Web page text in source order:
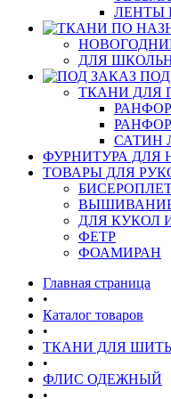
ЛЕНТЫ
ДЛЯ
ПОД
ТКАНИ ДЛЯ
САТИН
ФУРНИТУРА ДЛЯ
ТОВАРЫ ДЛЯ
ДЛЯ КУКОЛ
ФЕТР
ФОАМИРАН
Главная страница
•
Каталог товаров
•
ТКАНИ ДЛЯ
•
ФЛИС ОДЕЖНЫЙ
•